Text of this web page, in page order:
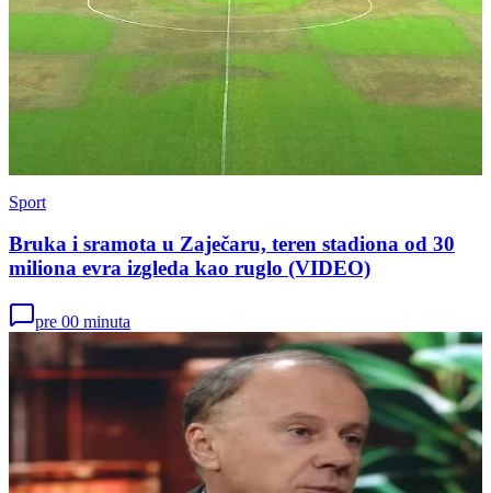
Sport
Bruka i sramota u Zaječaru, teren stadiona od 30
miliona evra izgleda kao ruglo (VIDEO)
pre 00 minuta